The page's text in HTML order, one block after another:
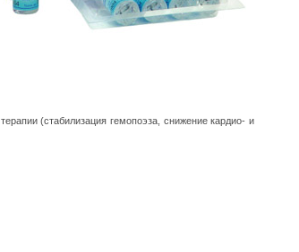
(стабилизация гемопоэза, снижение кардио- и